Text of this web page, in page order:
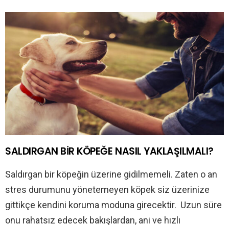
SALDIRGAN BİR KÖPEĞE NASIL YAKLAŞILMALI?
Saldırgan bir köpeğin üzerine gidilmemeli. Zaten o an
stres durumunu yönetemeyen köpek siz üzerinize
gittikçe kendini koruma moduna girecektir. Uzun süre
onu rahatsız edecek bakışlardan, ani ve hızlı